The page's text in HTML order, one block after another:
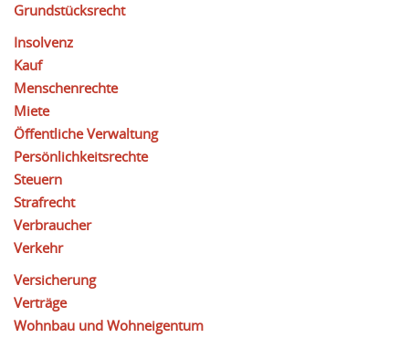
Grundstücksrecht
Insolvenz
Kauf
Menschenrechte
Miete
Öffentliche Verwaltung
Persönlichkeitsrechte
Steuern
Strafrecht
Verbraucher
Verkehr
Versicherung
Verträge
Wohnbau und Wohneigentum